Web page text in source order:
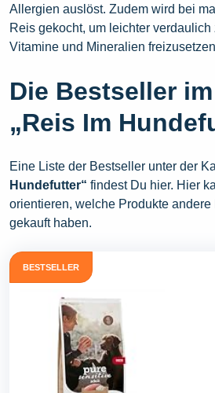
Allergien auslöst. Zudem wird bei
Reis gekocht, um leichter
Vitamine und Mineralien
Die Bestseller
„Reis Im
Eine Liste der Bestseller unter der
Hundefutter“ findest Du hier. Hier
orientieren, welche Produkte andere
gekauft haben.
BESTSELLER